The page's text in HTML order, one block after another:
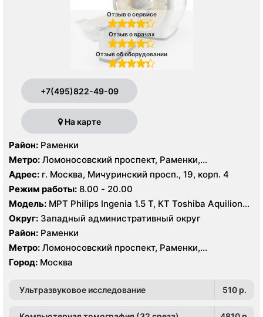
Отзыв о сервисе
Отзыв о врачах
Отзыв об оборудовании
+7(495)822-49-09
На карте
Район: Раменки
Метро: Ломоносовский проспект, Раменки,
Мичуринский проспект
Адрес: г. Москва, Мичуринский просп., 19, корп. 4
Режим работы: 8.00 - 20.00
Модель: МРТ Philips Ingenia 1.5 T, КТ Toshiba Aquilion
32 среза, УЗИ GE Logiq-9, Philips iU22
Округ: Западный административный округ
Район: Раменки
Метро: Ломоносовский проспект, Раменки,
Мичуринский проспект
Город: Москва
Ультразвуковое исследование 510 p.